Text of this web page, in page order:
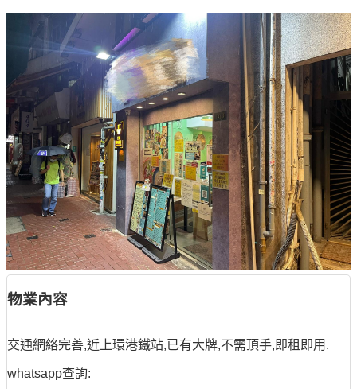
物業內容
交通網絡完善,近上環港鐵站,已有大牌,不需頂手,即租即用.
whatsapp查詢: